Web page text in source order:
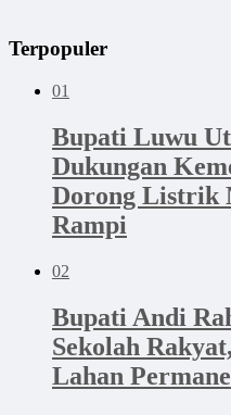
Terpopuler
01
Bupati Luwu
Dukungan
Dorong Listrik
Rampi
02
Bupati Andi
Sekolah
Lahan